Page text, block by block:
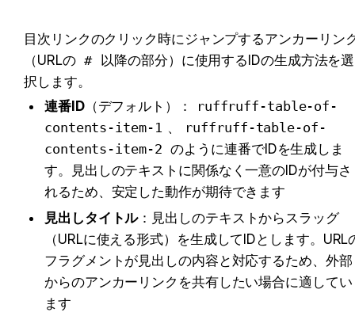
目次リンクのクリック時にジャンプするアンカーリン
（URLの # 以降の部分）に使用するIDの生成方法を選
択します。
連番ID（デフォルト）：
ruffruff-table-of-
contents-item-1 、
ruffruff-table-of-
contents-item-2 のように連番でIDを生成しま
す。見出しのテキストに関係なく一意のIDが付与さ
れるため、安定した動作が期待できます
見出しタイトル：見出しのテキストからスラッグ
（URLに使える形式）を生成してIDとします。URL
フラグメントが見出しの内容と対応するため、外部
からのアンカーリンクを共有したい場合に適してい
ます